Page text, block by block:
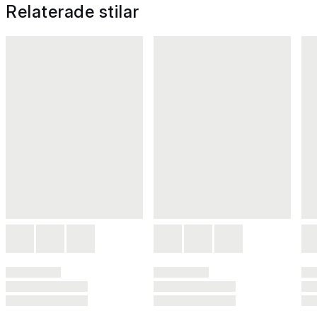
Relaterade stilar